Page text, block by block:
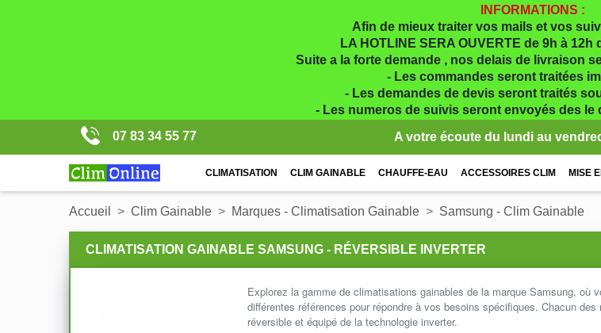
INFORMATIONS :
Afin de mieux traiter vos mails et vos
LA HOTLINE SERA OUVERTE de 9h à
Suite a la forte demande , nos delais de livraison
- Les commandes seront traitées
- Les demandes de devis seront traités
- Les numeros de suivis seront envoyés des le
07 83 34 55 77
A votre écoute du lundi au
CLIMATISATION CLIM GAINABLE CHAUFFE-EAU ACCESSOIRES CLIM MISE
Accueil Clim Gainable Marques - Climatisation Gainable Samsung - Clim Gainable
CLIMATISATION GAINABLE SAMSUNG - RÉVERSIBLE INVERTER
Explorez la gamme de climatisations gainables de la marque Samsung, où
différentes références pour répondre à vos besoins spécifiques. Chacun
réversible et équipé de la technologie inverter.